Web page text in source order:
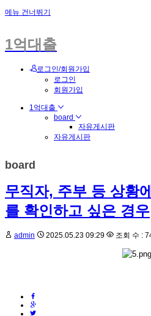
메뉴 건너뛰기
1억대출
로그인/회원가입
로그인
회원가입
1억대출
board
자유게시판
자유게시판
board
무직자, 주부 등 상황
를 확인하고 싶은 경우
admin 2025.05.23 09:29 조회 수 :